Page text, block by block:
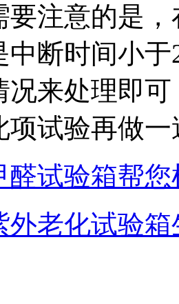
要注意的是
断时间小
况来处理即
项试验再做一
醛试验箱帮
外老化试验